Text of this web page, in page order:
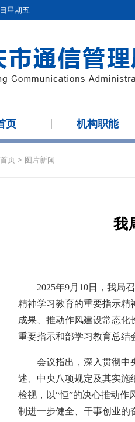
星期五
页 机构职能
首页 > 图片新闻
我
2025年9月10日，我局
精神学习教育的重要指示精
成果、推动作风建设常态
重要指示和部学习教育总结
会议指出，深入贯彻中
述、中央八项规定及其实施
检视，以“恒”的决心推动
制进一步健全、干事创业的